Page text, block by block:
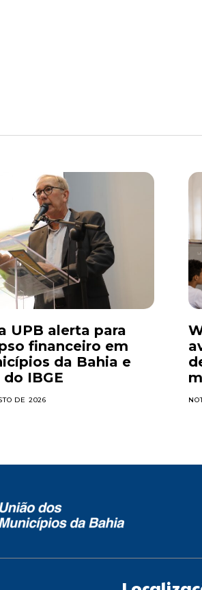
UPB alerta para
financeiro em
da Bahia e
IBGE
DE 2026